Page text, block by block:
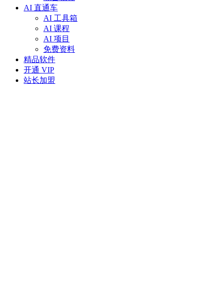
AI 直通车
AI 工具箱
AI 课程
AI 项目
免费资料
精品软件
开通 VIP
站长加盟